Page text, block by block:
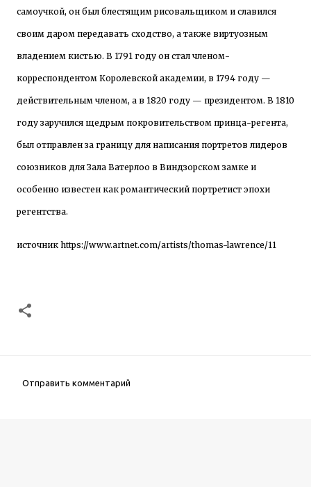
самоучкой, он был блестящим рисовальщиком и славился
своим даром передавать сходство, а также виртуозным
владением кистью. В 1791 году он стал членом-
корреспондентом Королевской академии, в 1794 году —
действительным членом, а в 1820 году — президентом. В 1810
году заручился щедрым покровительством принца-регента,
был отправлен за границу для написания портретов лидеров
союзников для Зала Ватерлоо в Виндзорском замке и
особенно известен как романтический портретист эпохи
регентства.
источник https://www.artnet.com/artists/thomas-lawrence/11
Отправить комментарий